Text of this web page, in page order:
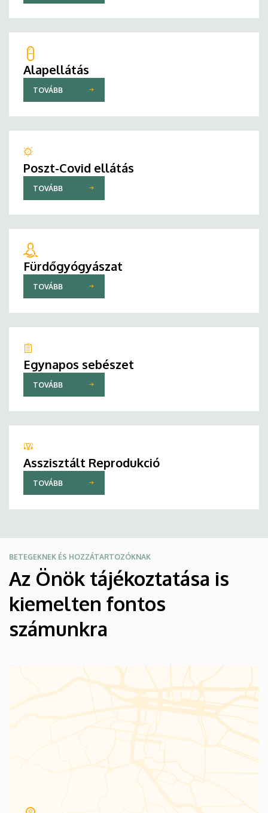
Alapellátás
TOVÁBB
Poszt-Covid ellátás
TOVÁBB
Fürdőgyógyászat
TOVÁBB
Egynapos sebészet
TOVÁBB
Asszisztált Reprodukció
TOVÁBB
BETEGEKNEK ÉS HOZZÁTARTOZÓKNAK
Az Önök tájékoztatása is
kiemelten fontos
számunkra